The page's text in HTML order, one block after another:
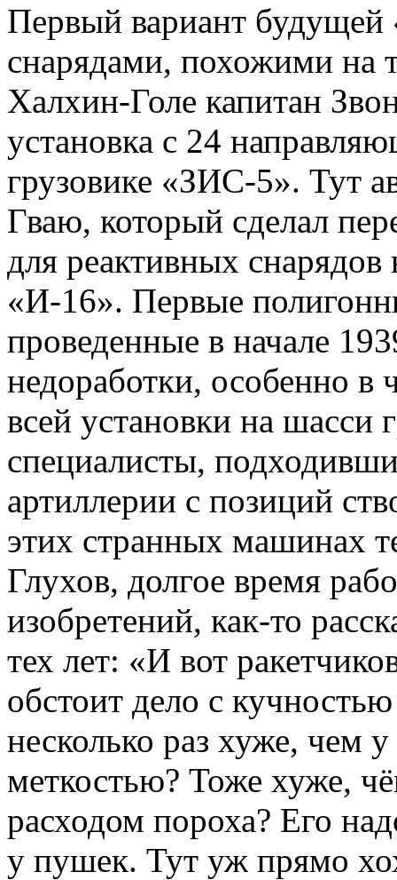
Первый вариант
снарядами, похожими на
Халхин-Голе капитан
установка с 24
грузовике «ЗИС-5». Тут
Гваю, который сделал
для реактивных
«И-16». Первые
проведенные в начале
недоработки, особенно в
всей установки на шасси
специалисты,
артиллерии с позиций
этих странных машинах
Глухов, долгое время
изобретений, как-то
тех лет: «И вот
обстоит дело с
несколько раз хуже, чем
меткостью? Тоже хуже,
расходом пороха? Его
у пушек. Тут уж прямо